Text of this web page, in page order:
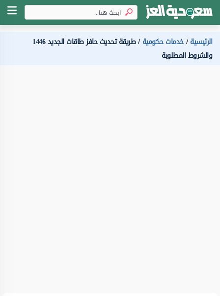
الرئيسية خدمات حكومية
طريقة تحديث حافز طاقات الجديد 1446
والشروط المطلوبة